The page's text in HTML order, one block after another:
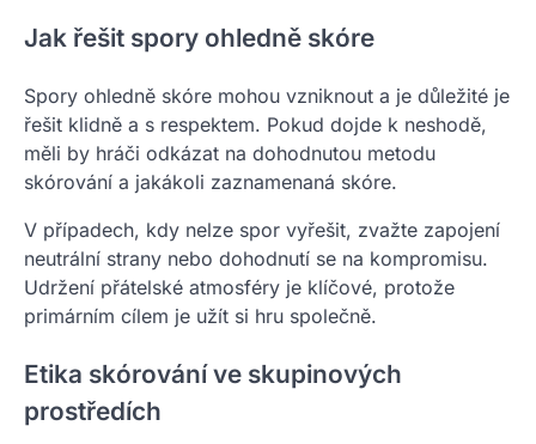
Jak řešit spory ohledně skóre
Spory ohledně skóre mohou vzniknout a je důležité je
řešit klidně a s respektem. Pokud dojde k neshodě,
měli by hráči odkázat na dohodnutou metodu
skórování a jakákoli zaznamenaná skóre.
V případech, kdy nelze spor vyřešit, zvažte zapojení
neutrální strany nebo dohodnutí se na kompromisu.
Udržení přátelské atmosféry je klíčové, protože
primárním cílem je užít si hru společně.
Etika skórování ve skupinových
prostředích